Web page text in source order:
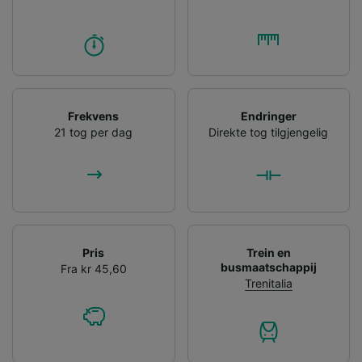
Frekvens
21 tog per dag
Endringer
Direkte tog tilgjengelig
Pris
Fra kr 45,60
Trein en
busmaatschappij
Trenitalia